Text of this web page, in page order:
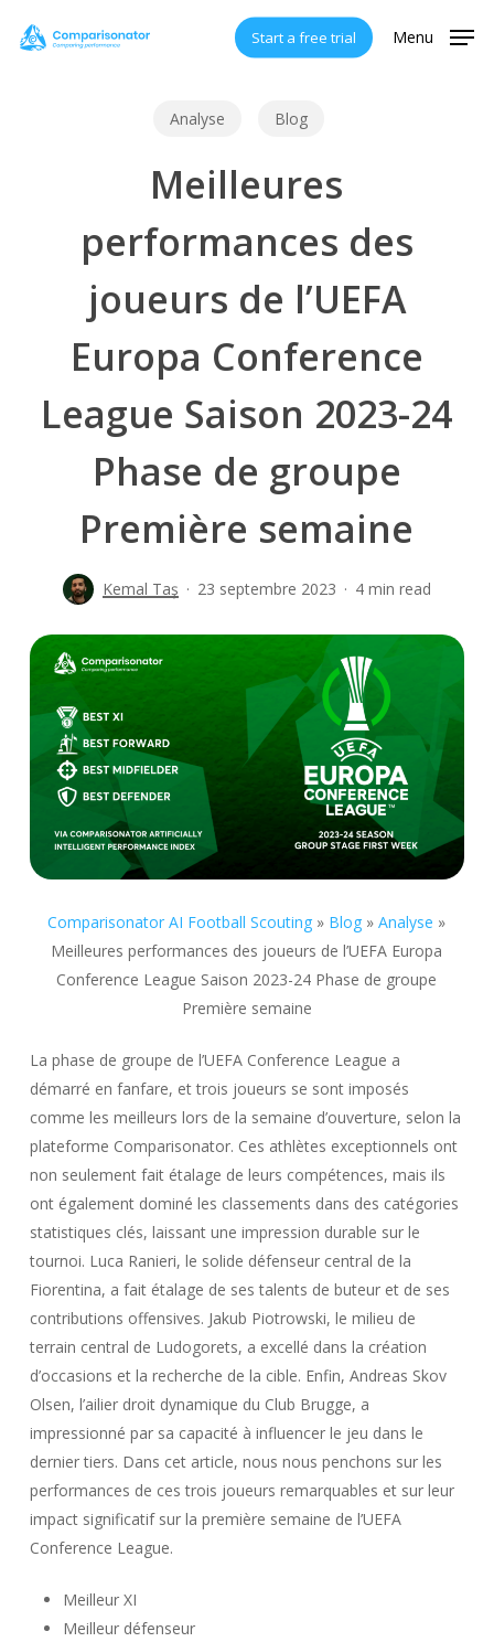
Start a free trial Menu
Analyse Blog
Meilleures
performances des
joueurs de l’UEFA
Europa Conference
League Saison 2023-24
Phase de groupe
Première semaine
Kemal Taş 23 septembre 2023 4 min read
Comparisonator AI Football Scouting » Blog »Analyse »
Meilleures performances des joueurs de l’UEFA Europa
Conference League Saison 2023-24 Phase de groupe
Première semaine
La phase de groupe de l’UEFA Conference League a
démarré en fanfare, et trois joueurs se sont imposés
comme les meilleurs lors de la semaine d’ouverture, selon la
plateforme Comparisonator. Ces athlètes exceptionnels ont
non seulement fait étalage de leurs compétences, mais ils
ont également dominé les classements dans des catégories
statistiques clés, laissant une impression durable sur le
tournoi. Luca Ranieri, le solide défenseur central de la
Fiorentina, a fait étalage de ses talents de buteur et de ses
contributions offensives. Jakub Piotrowski, le milieu de
terrain central de Ludogorets, a excellé dans la création
d’occasions et la recherche de la cible. Enfin, Andreas Skov
Olsen, l’ailier droit dynamique du Club Brugge, a
impressionné par sa capacité à influencer le jeu dans le
dernier tiers. Dans cet article, nous nous penchons sur les
performances de ces trois joueurs remarquables et sur leur
impact significatif sur la première semaine de l’UEFA
Conference League.
Meilleur XI
Meilleur défenseur